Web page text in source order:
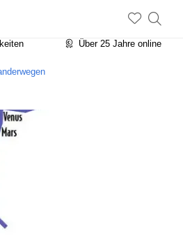
in Rheinland-Pfalz
Über 25 Jahre online